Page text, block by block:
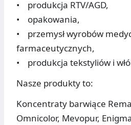
• produkcja RTV/AGD,
• opakowania,
• przemysł wyrobów
farmaceutycznych,
• produkcja tekstyliów i
Nasze produkty to:
Koncentraty barwiące
Omnicolor, Mevopur,